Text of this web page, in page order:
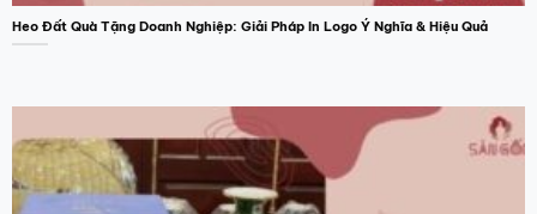
Heo Đất Quà Tặng Doanh Nghiệp: Giải Pháp In Logo Ý Nghĩa & Hiệu Quả